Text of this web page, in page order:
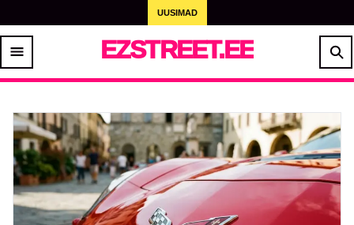
UUSIMAD
EZSTREET.EE